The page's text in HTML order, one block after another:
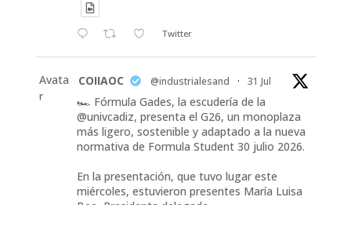
Twitter
Avata
r
COIIAOC @industrialesand · 31 Jul
🏎️ Fórmula Gades, la escudería de la
@univcadiz, presenta el G26, un monoplaza
más ligero, sostenible y adaptado a la nueva
normativa de Formula Student 30 julio 2026.
En la presentación, que tuvo lugar este
miércoles, estuvieron presentes María Luisa
Bea, Presidenta delegada